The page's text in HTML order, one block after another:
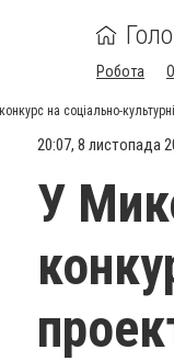
Робота
на соціально-
20:07, 8 листопада
У